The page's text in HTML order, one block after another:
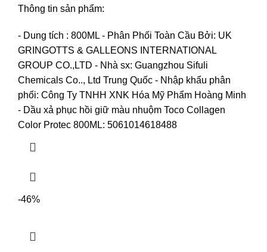
Thông tin sản phẩm:
- Dung tích : 800ML - Phân Phối Toàn Cầu Bởi: UK
GRINGOTTS & GALLEONS INTERNATIONAL
GROUP CO.,LTD - Nhà sx: Guangzhou Sifuli
Chemicals Co.., Ltd Trung Quốc - Nhập khẩu phân
phối: Công Ty TNHH XNK Hóa Mỹ Phẩm Hoàng Minh
- Dầu xả phục hồi giữ màu nhuộm Toco Collagen
Color Protec 800ML: 5061014618488
-46%